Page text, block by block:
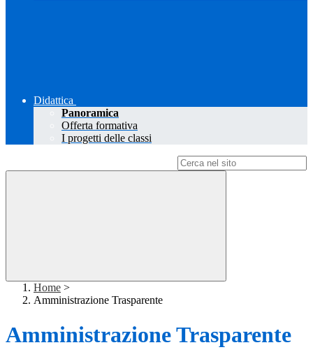
Didattica
Panoramica
Offerta formativa
I progetti delle classi
Home >
Amministrazione Trasparente
Amministrazione Trasparente